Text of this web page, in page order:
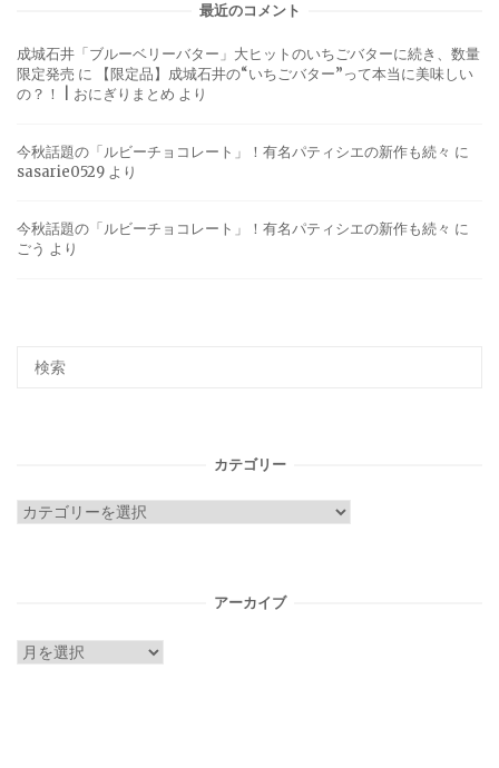
最近のコメント
成城石井「ブルーベリーバター」大ヒットのいちごバターに続き、数量
限定発売 に
【限定品】成城石井の“いちごバター”って本当に美味しい
の？！ | おにぎりまとめ より
今秋話題の「ルビーチョコレート」！有名パティシエの新作も続々 に
sasarie0529 より
今秋話題の「ルビーチョコレート」！有名パティシエの新作も続々 に
ごう より
カテゴリー
カ
アーカイブ
ア